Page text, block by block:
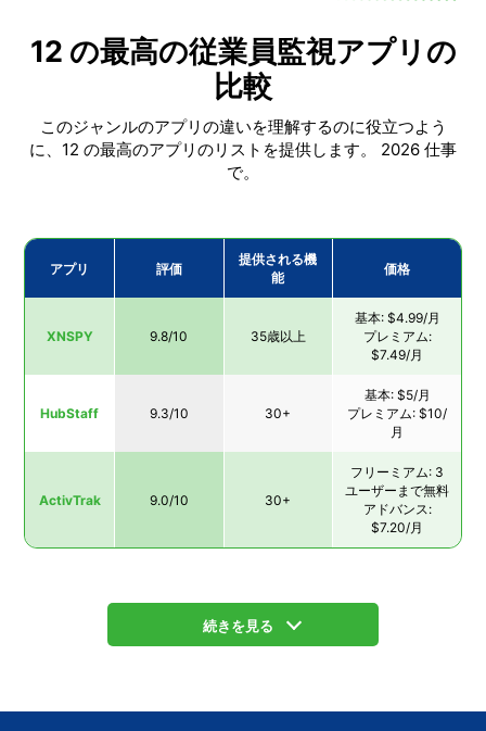
12 の最高の従業員監視アプリの
比較
このジャンルのアプリの違いを理解するのに役立つよう
に、12 の最高のアプリのリストを提供します。 2026 仕事
で。
アプリ 評価
提供される機
能
価格
XNSPY 9.8/10 35歳以上
基本: $4.99/月
プレミアム:
$7.49/月
HubStaff 9.3/10 30+
基本: $5/月
プレミアム: $10/
月
ActivTrak 9.0/10 30+
フリーミアム: 3
ユーザーまで無料
アドバンス:
$7.20/月
続きを見る